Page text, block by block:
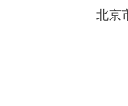
北京